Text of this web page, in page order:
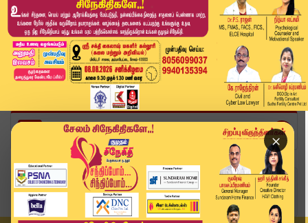
×
Home
வீடியோ ஸ்டோரி
U.S கட்டுப்பாட்டில் டிக்டாக்.. டிரம்புக்கு அடிப...